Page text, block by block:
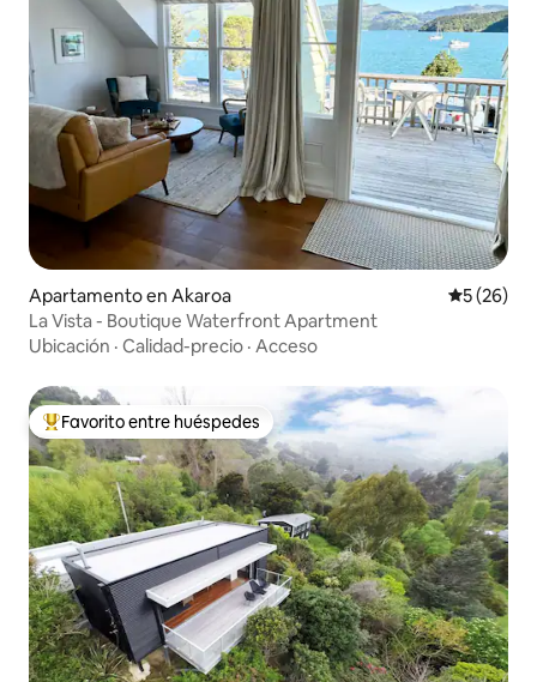
Apartamento en Akaroa
5 (26)
La Vista - Boutique Waterfront Apartment
Ubicación · Calidad-precio · Acceso
Favorito entre huéspedes preferido
Favorito entre huéspedes